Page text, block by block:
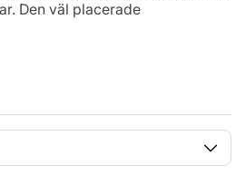
Den väl placerade